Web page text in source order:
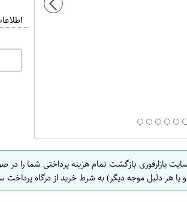
بازارفوری بازگشت تمام هزینه پرداختی شما
هر دلیل موجه دیگر) به شرط خرید از درگاه